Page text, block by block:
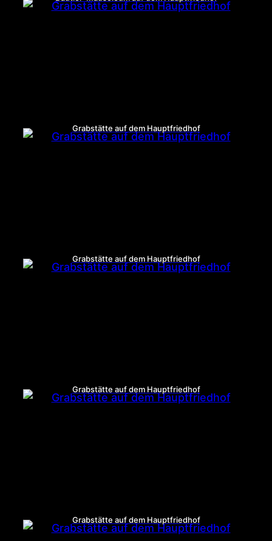
Grabstätte auf dem Hauptfriedhof
Grabstätte auf dem Hauptfriedhof
Grabstätte auf dem Hauptfriedhof
Grabstätte auf dem Hauptfriedhof